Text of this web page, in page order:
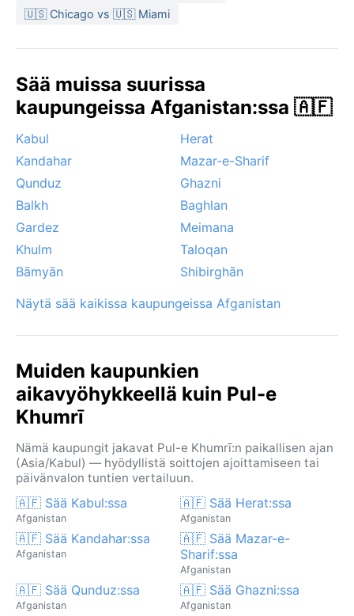
🇺🇸 Chicago vs 🇺🇸 Miami
Sää muissa suurissa
kaupungeissa Afganistan:ssa 🇦🇫
Kabul
Herat
Kandahar
Mazar-e-Sharif
Qunduz
Ghazni
Balkh
Baghlan
Gardez
Meimana
Khulm
Taloqan
Bāmyān
Shibirghān
Näytä sää kaikissa kaupungeissa Afganistan
Muiden kaupunkien
aikavyöhykkeellä kuin Pul-e
Khumrī
Nämä kaupungit jakavat Pul-e Khumrī:n paikallisen ajan
(Asia/Kabul) — hyödyllistä soittojen ajoittamiseen tai
päivänvalon tuntien vertailuun.
🇦🇫 Sää Kabul:ssa
Afganistan
🇦🇫 Sää Herat:ssa
Afganistan
🇦🇫 Sää Kandahar:ssa
Afganistan
🇦🇫 Sää Mazar-e-
Sharif:ssa
Afganistan
🇦🇫 Sää Qunduz:ssa
Afganistan
🇦🇫 Sää Ghazni:ssa
Afganistan